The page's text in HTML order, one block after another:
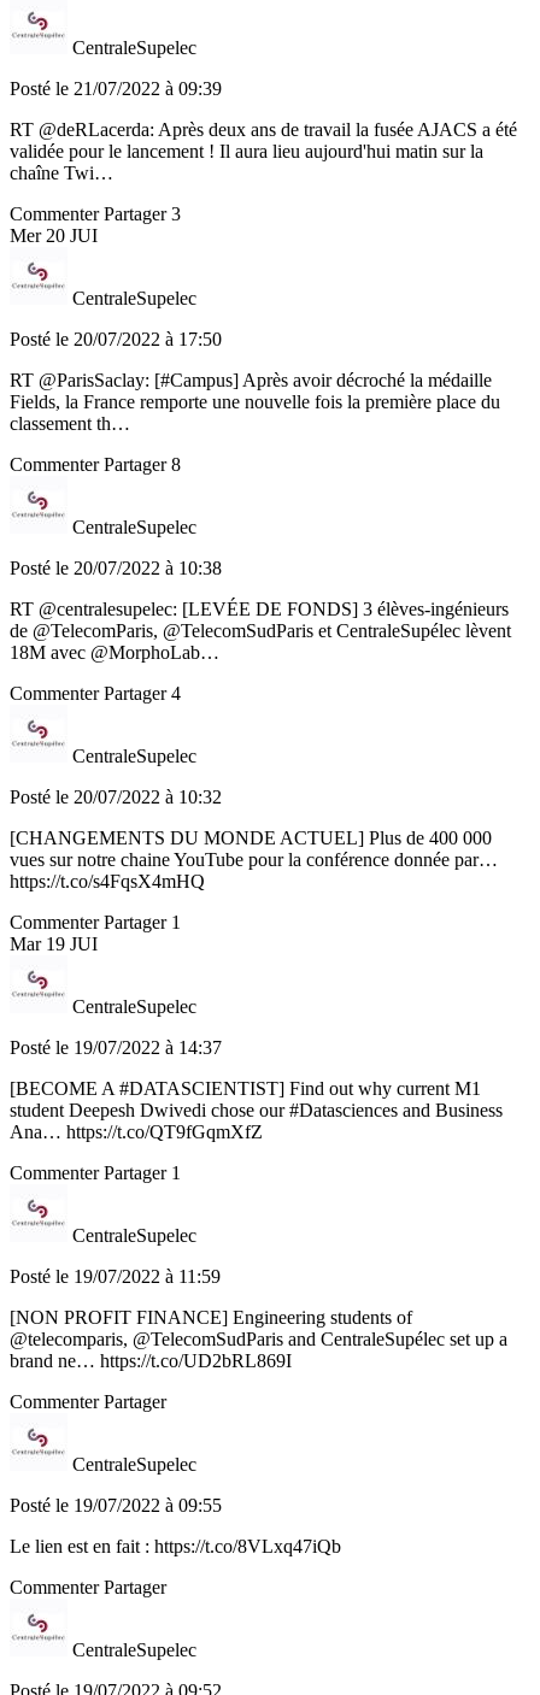
CentraleSupelec
Posté le 21/07/2022 à 09:39
RT @deRLacerda: Après deux ans de travail la fusée AJACS a été
validée pour le lancement ! Il aura lieu aujourd'hui matin sur la
chaîne Twi…
CommenterPartager 3
Mer 20 JUI
CentraleSupelec
Posté le 20/07/2022 à 17:50
RT @ParisSaclay: [#Campus] Après avoir décroché la médaille
Fields, la France remporte une nouvelle fois la première place du
classement th…
CommenterPartager 8
CentraleSupelec
Posté le 20/07/2022 à 10:38
RT @centralesupelec: [LEVÉE DE FONDS] 3 élèves-ingénieurs
de @TelecomParis, @TelecomSudParis et CentraleSupélec lèvent
18M avec @MorphoLab…
CommenterPartager 4
CentraleSupelec
Posté le 20/07/2022 à 10:32
[CHANGEMENTS DU MONDE ACTUEL] Plus de 400 000
vues sur notre chaine YouTube pour la conférence donnée par…
https://t.co/s4FqsX4mHQ
CommenterPartager 1
Mar 19 JUI
CentraleSupelec
Posté le 19/07/2022 à 14:37
[BECOME A #DATASCIENTIST] Find out why current M1
student Deepesh Dwivedi chose our #Datasciences and Business
Ana… https://t.co/QT9fGqmXfZ
CommenterPartager 1
CentraleSupelec
Posté le 19/07/2022 à 11:59
[NON PROFIT FINANCE] Engineering students of
@telecomparis, @TelecomSudParis and CentraleSupélec set up a
brand ne… https://t.co/UD2bRL869I
CommenterPartager
CentraleSupelec
Posté le 19/07/2022 à 09:55
Le lien est en fait : https://t.co/8VLxq47iQb
CommenterPartager
CentraleSupelec
Posté le 19/07/2022 à 09:52